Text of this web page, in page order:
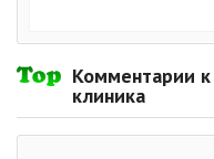
Комментарии к
клиника